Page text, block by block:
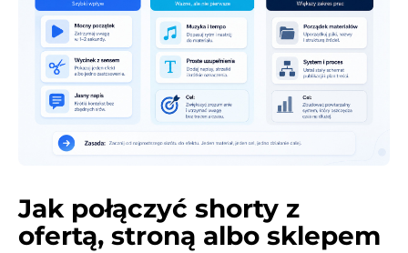
Jak połączyć shorty z
ofertą, stroną albo sklepem